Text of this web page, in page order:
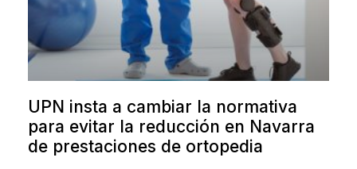
UPN insta a cambiar la normativa
para evitar la reducción en Navarra
de prestaciones de ortopedia